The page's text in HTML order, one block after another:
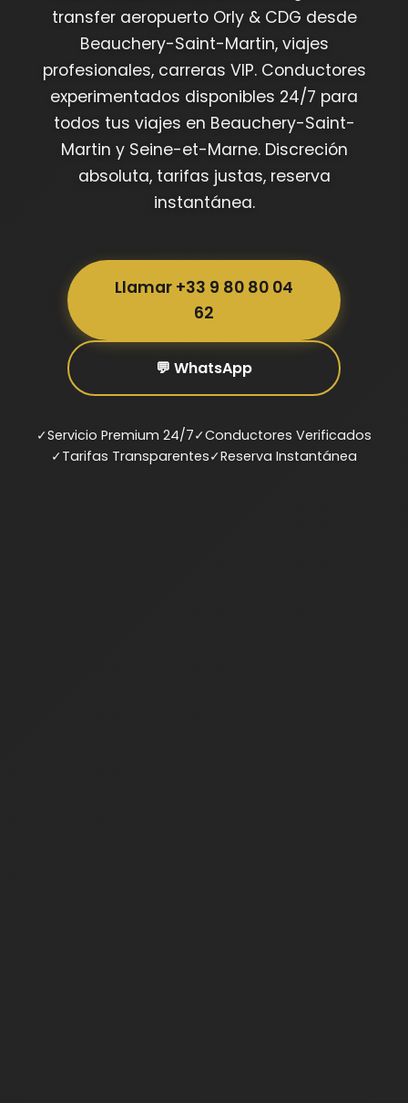
transfer aeropuerto Orly & CDG desde
Beauchery-Saint-Martin, viajes
profesionales, carreras VIP. Conductores
experimentados disponibles 24/7 para
todos tus viajes en Beauchery-Saint-
Martin y Seine-et-Marne. Discreción
absoluta, tarifas justas, reserva
instantánea.
Llamar +33 9 80 80 04
62
💬 WhatsApp
✓Servicio Premium 24/7✓Conductores Verificados
✓Tarifas Transparentes✓Reserva Instantánea